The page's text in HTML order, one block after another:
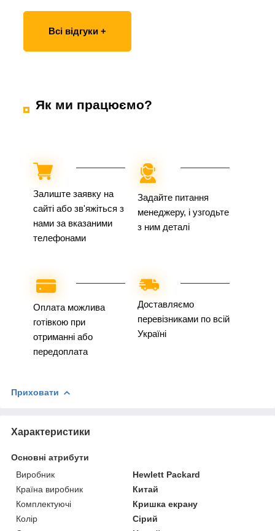
Всі відгуки +
Як ми працюємо?
Залиште заявку на
сайті або зв'яжіться з
нами за вказаними
телефонами
Задайте питання
менеджеру, і узгодьте
з ним деталі
Оплата можлива
готівкою при
отриманні або
передоплата
Доставляємо
перевізниками по всій
Україні
Приховати
Характеристики
Основні атрибути
Виробник
Hewlett Packard
Країна виробник
Китай
Комплектуючі
Кришка екрану
Колір
Сірий